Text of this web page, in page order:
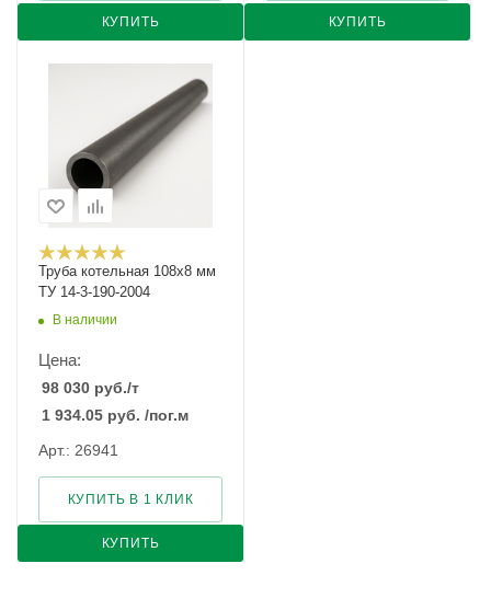
КУПИТЬ КУПИТЬ
Труба котельная 108х8 мм
ТУ 14-3-190-2004
В наличии
Цена:
98 030 руб./т
1 934.05 руб. /пог.м
Арт.: 26941
КУПИТЬ
КУПИТЬ В 1 КЛИК